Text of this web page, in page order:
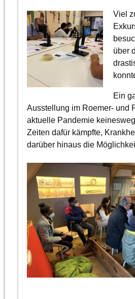
Viel
über
Ein
Ausstellung im Roemer- und
aktuelle Pandemie
Zeiten dafür kämpfte,
darüber hinaus die